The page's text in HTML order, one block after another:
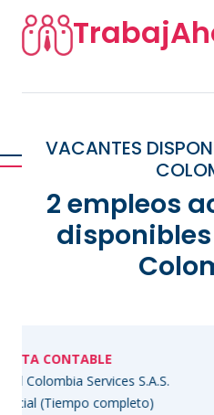
VACANTES
2 empleos
S.A.S.
completo)